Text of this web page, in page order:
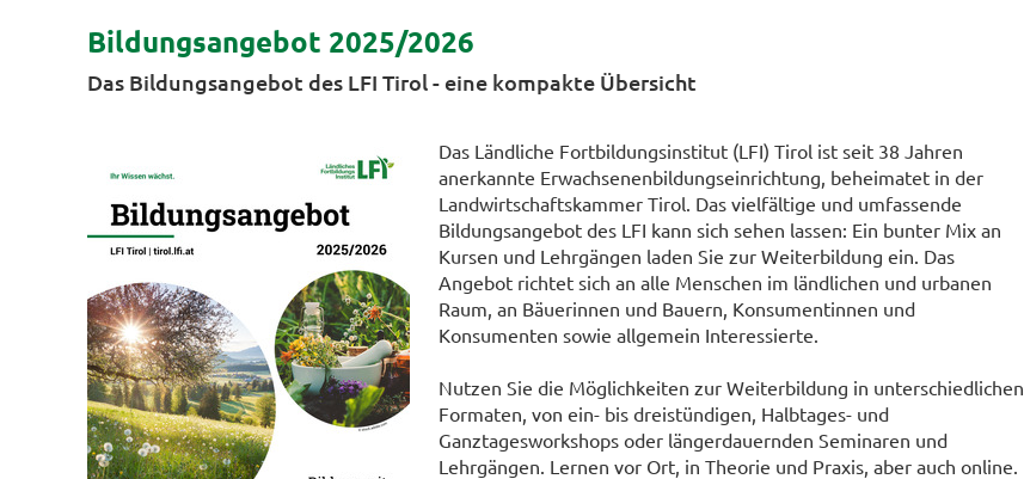
Bildungsangebot 2025/2026
Das Bildungsangebot des LFI Tirol - eine kompakte Übersicht
Das Ländliche Fortbildungsinstitut (LFI) Tirol ist seit 38 Jahren
anerkannte Erwachsenenbildungseinrichtung, beheimatet in der
Landwirtschaftskammer Tirol. Das vielfältige und umfassende
Bildungsangebot des LFI kann sich sehen lassen: Ein bunter Mix an
Kursen und Lehrgängen laden Sie zur Weiterbildung ein. Das
Angebot richtet sich an alle Menschen im ländlichen und urbanen
Raum, an Bäuerinnen und Bauern, Konsumentinnen und
Konsumenten sowie allgemein Interessierte.
Nutzen Sie die Möglichkeiten zur Weiterbildung in unterschiedlichen
Formaten, von ein- bis dreistündigen, Halbtages- und
Ganztagesworkshops oder längerdauernden Seminaren und
Lehrgängen. Lernen vor Ort, in Theorie und Praxis, aber auch online.